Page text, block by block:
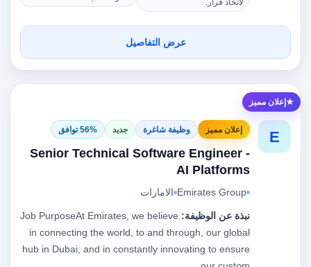
لاتخاذ قرار.
عرض التفاصيل
إعلان مميز
E إعلان مميز وظيفة شاغرة جديد 56% توافق
Senior Technical Software Engineer -
AI Platforms
Emirates Group الامارات
نبذة عن الوظيفة: Job PurposeAt Emirates, we believe
in connecting the world, to and through, our global
hub in Dubai; and in constantly innovating to ensure